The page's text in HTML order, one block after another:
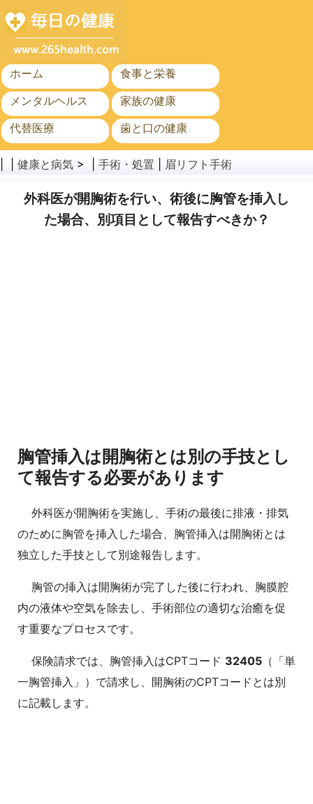
ホーム
食事と栄養
メンタルヘルス
家族の健康
代替医療
歯と口の健康
がん
公衆衛生
健康と病気 > | 手術・処置 眉リフト手術
外科医が開胸術を行い、術後に胸管を挿入し
た場合、別項目として報告すべきか？
胸管挿入は開胸術とは別の手技とし
て報告する必要があります
外科医が開胸術を実施し、手術の最後に排液・排気
のために胸管を挿入した場合、胸管挿入は開胸術とは
独立した手技として別途報告します。
胸管の挿入は開胸術が完了した後に行われ、胸膜腔
内の液体や空気を除去し、手術部位の適切な治癒を促
す重要なプロセスです。
保険請求では、胸管挿入はCPTコード 32405 （「単
一胸管挿入」）で請求し、開胸術のCPTコードとは別
に記載します。